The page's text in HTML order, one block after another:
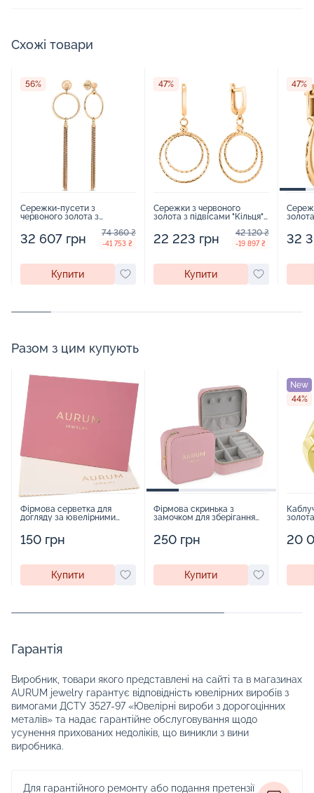
Схожі товари
56%
Сережки-пусети з
червоного золота з
32 607 грн 74 360 ₴
-41 753 ₴
Купити
47%
Сережки з червоного
золота з підвісами "Кільця"
1562490
22 223 грн 42 120 ₴
-19 897 ₴
Купити
47%
32
Разом з цим купують
Фірмова серветка для
догляду за ювелірними
150 грн
Купити
Фірмова скринька з
замочком для зберігання
250 грн
Купити
New
44%
20
Гарантія
Виробник, товари якого представлені на сайті та в магазинах
AURUM jewelry гарантує відповідність ювелірних виробів з
вимогами ДСТУ 3527-97 «Ювелірні вироби з дорогоцінних
металів» та надає гарантійне обслуговування щодо
усунення прихованих недоліків, що виникли з вини
виробника.
Для гарантійного ремонту або подання претензії